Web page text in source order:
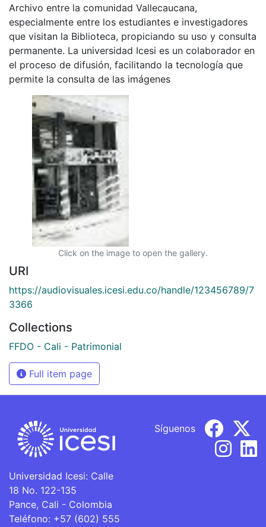
Archivo entre la comunidad Vallecaucana,
especialmente entre los estudiantes e investigadores
que visitan la Biblioteca, propiciando su uso y consulta
permanente. La universidad Icesi es un colaborador en
el proceso de difusión, facilitando la tecnología que
permite la consulta de las imágenes
Click on the image to open the gallery.
URI
https://audiovisuales.icesi.edu.co/handle/123456789/7
3366
Collections
FFDO - Cali - Patrimonial
Full item page
Universidad Icesi: Calle
18 No. 122-135
Pance, Cali - Colombia
Teléfono: +57 (602) 555
Síguenos